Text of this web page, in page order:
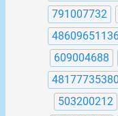
791007732
609004688
48177735380
503200212